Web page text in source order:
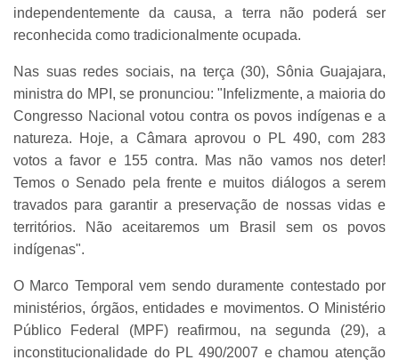
independentemente da causa, a terra não poderá ser
reconhecida como tradicionalmente ocupada.
Nas suas redes sociais, na terça (30), Sônia Guajajara,
ministra do MPI, se pronunciou: "Infelizmente, a maioria do
Congresso Nacional votou contra os povos indígenas e a
natureza. Hoje, a Câmara aprovou o PL 490, com 283
votos a favor e 155 contra. Mas não vamos nos deter!
Temos o Senado pela frente e muitos diálogos a serem
travados para garantir a preservação de nossas vidas e
territórios. Não aceitaremos um Brasil sem os povos
indígenas".
O Marco Temporal vem sendo duramente contestado por
ministérios, órgãos, entidades e movimentos. O Ministério
Público Federal (MPF) reafirmou, na segunda (29), a
inconstitucionalidade do PL 490/2007 e chamou atenção